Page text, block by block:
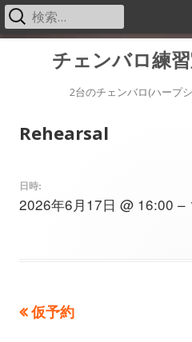
チェンバロ練
2台のチェンバロ(ハープ
メ
検
索:
Rehearsal
日時:
2026年6月17日 @ 16:00 –
投前
仮予約